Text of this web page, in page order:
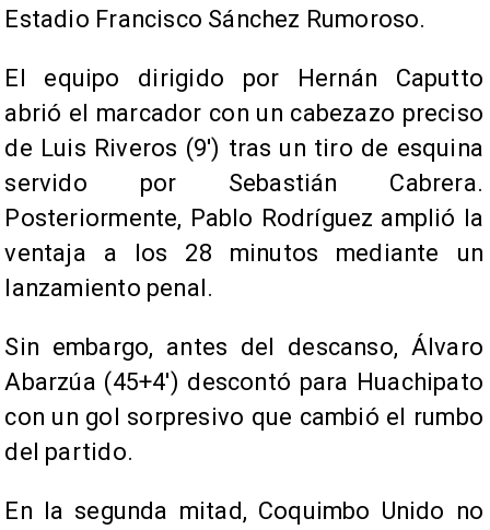
Estadio Francisco Sánchez Rumoroso.
El equipo dirigido por Hernán Caputto
abrió el marcador con un cabezazo preciso
de Luis Riveros (9′) tras un tiro de esquina
servido por Sebastián Cabrera.
Posteriormente, Pablo Rodríguez amplió la
ventaja a los 28 minutos mediante un
lanzamiento penal.
Sin embargo, antes del descanso, Álvaro
Abarzúa (45+4′) descontó para Huachipato
con un gol sorpresivo que cambió el rumbo
del partido.
En la segunda mitad, Coquimbo Unido no